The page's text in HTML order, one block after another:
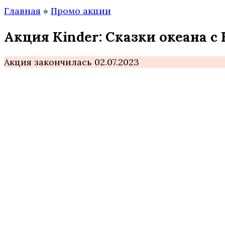
Главная » Промо акции
Акция Kinder: Сказки океана с
Акция закончилась 02.07.2023